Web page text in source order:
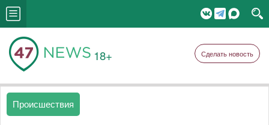
18+ Сделать новость
Происшествия